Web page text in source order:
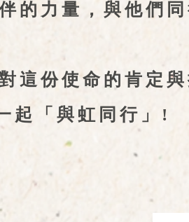
的力量，與他們同
這份使命的肯定與
起「與虹同行」!